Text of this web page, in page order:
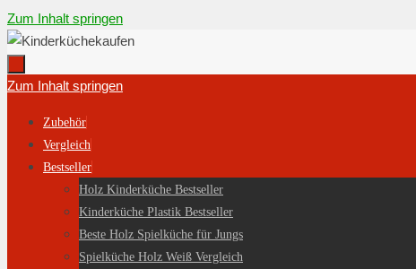
Zum Inhalt springen
Zum Inhalt springen
Zubehör
Vergleich
Bestseller
Holz Kinderküche Bestseller
Kinderküche Plastik Bestseller
Beste Holz Spielküche für Jungs
Spielküche Holz Weiß Vergleich